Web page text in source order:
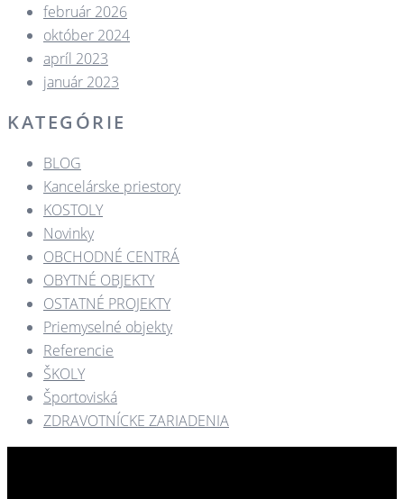
február 2026
október 2024
apríl 2023
január 2023
KATEGÓRIE
BLOG
Kancelárske priestory
KOSTOLY​
Novinky
OBCHODNÉ CENTRÁ​
OBYTNÉ OBJEKTY​
OSTATNÉ PROJEKTY​
Priemyselné objekty
Referencie
ŠKOLY
Športoviská
ZDRAVOTNÍCKE ZARIADENIA​